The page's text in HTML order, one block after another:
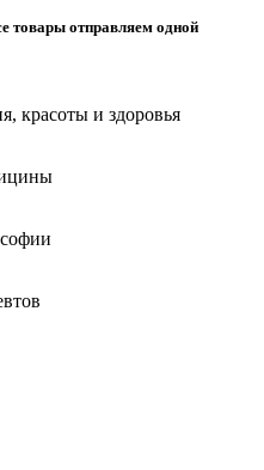
товары отправляем одной
красоты и здоровья